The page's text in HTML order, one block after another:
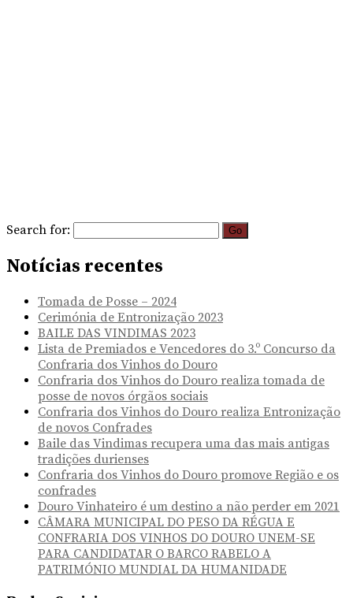
Search for:
Notícias recentes
Tomada de Posse – 2024
Cerimónia de Entronização 2023
BAILE DAS VINDIMAS 2023
Lista de Premiados e Vencedores do 3.º Concurso da
Confraria dos Vinhos do Douro
Confraria dos Vinhos do Douro realiza tomada de
posse de novos órgãos sociais
Confraria dos Vinhos do Douro realiza Entronização
de novos Confrades
Baile das Vindimas recupera uma das mais antigas
tradições durienses
Confraria dos Vinhos do Douro promove Região e os
confrades
Douro Vinhateiro é um destino a não perder em 2021
CÂMARA MUNICIPAL DO PESO DA RÉGUA E
CONFRARIA DOS VINHOS DO DOURO UNEM-SE
PARA CANDIDATAR O BARCO RABELO A
PATRIMÓNIO MUNDIAL DA HUMANIDADE